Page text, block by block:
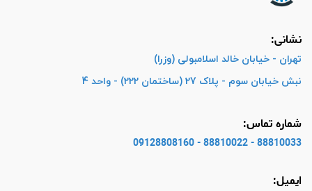
نشانی:
تهران - خیابان خالد اسلامبولی (وزرا)
نبش خیابان سوم - پلاک 27 (ساختمان 222) - واحد 4
شماره تماس:
88810033 - 88810022 - 09128808160
ایمیل: